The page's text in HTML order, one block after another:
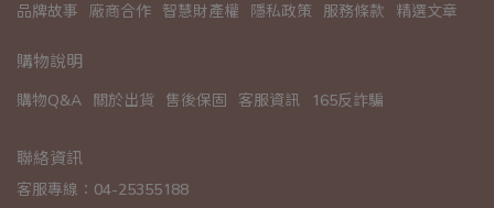
品牌故事 廠商合作 智慧財產權 隱私政策 服務條款 精選文章
購物說明
購物Q&A 關於出貨 售後保固 客服資訊 165反詐騙
聯絡資訊
客服專線：04-25355188